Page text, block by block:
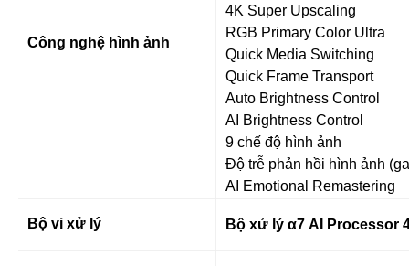
Công nghệ hình ảnh
4K Super Upscaling
RGB Primary Color Ultra
Quick Media Switching
Quick Frame Transport
Auto Brightness Control
AI Brightness Control
9 chế độ hình ảnh
Độ trễ phản hồi hình ảnh
AI Emotional Remastering
Bộ vi xử lý Bộ xử lý α7 AI Processor